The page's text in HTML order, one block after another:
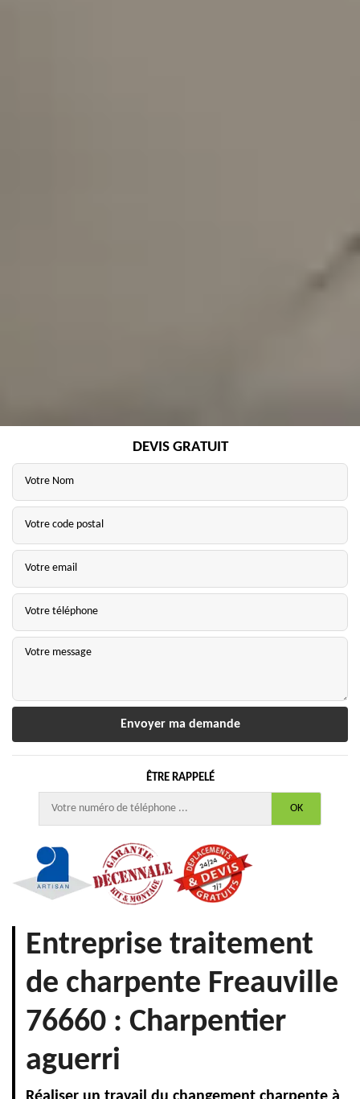
DEVIS GRATUIT
ÊTRE RAPPELÉ
Entreprise traitement
de charpente Freauville
76660 : Charpentier
aguerri